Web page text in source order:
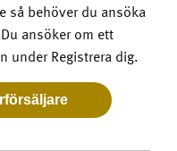
till vår
så behöver du ansöka
ansöker om ett
under Registrera dig.